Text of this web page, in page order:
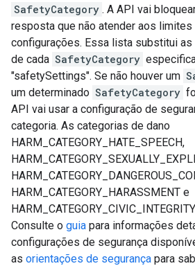
SafetyCategory . A API vai
resposta que não atender aos
configurações. Essa lista substitui
de cada SafetyCategory
"safetySettings". Se não houver um
um determinado SafetyCategory
API vai usar a configuração de
categoria. As categorias de dano
HARM_CATEGORY_HATE_SPEECH,
HARM_CATEGORY_HARASSMENT e
Consulte o guia para informações
configurações de segurança
as orientações de segurança para